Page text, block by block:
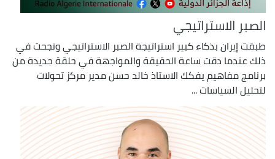
الصبر الاستراتيجي
طبقت إيران بذكاء كبير استراتيجة الصبر الاستراتيجي ونجحت في
ذلك عندما دقت ساعة الحقيقة والمواجهة في حلقة جديدة من
برنامج مفاهيم يفكك الاستاذ خالد حسن مدير مركز تحولات
لتحليل السياسات ...